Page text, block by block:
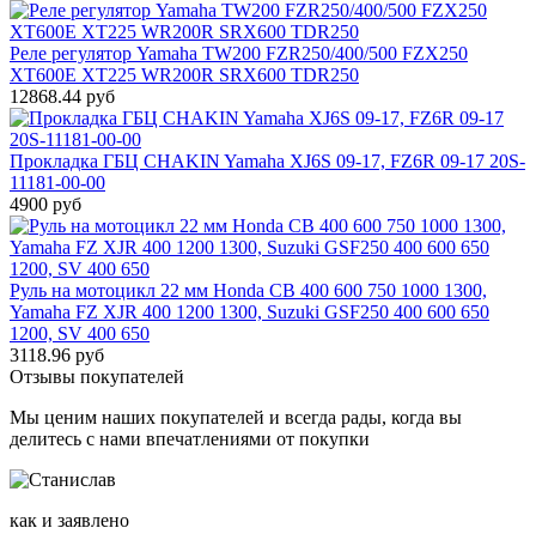
Реле регулятор Yamaha TW200 FZR250/400/500 FZX250
XT600E XT225 WR200R SRX600 TDR250
12868.44 руб
Прокладка ГБЦ CHAKIN Yamaha XJ6S 09-17, FZ6R 09-17 20S-
11181-00-00
4900 руб
Руль на мотоцикл 22 мм Honda CB 400 600 750 1000 1300,
Yamaha FZ XJR 400 1200 1300, Suzuki GSF250 400 600 650
1200, SV 400 650
3118.96 руб
Отзывы покупателей
Мы ценим наших покупателей и всегда рады, когда вы
делитесь с нами впечатлениями от покупки
как и заявлено